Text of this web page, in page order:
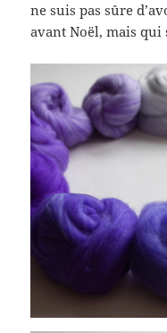
ne suis pas sûre
avant Noël, mais qui